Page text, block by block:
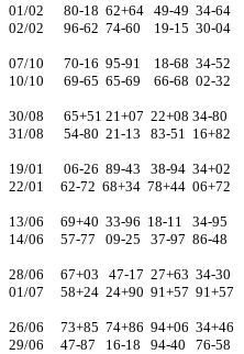
01/02 80-18 62+64 49-49 34-64
02/02 96-62 74-60 19-15 30-04
07/10 70-16 95-91 18-68 34-52
10/10 69-65 65-69 66-68 02-32
30/08 65+51 21+07 22+08 34-80
31/08 54-80 21-13 83-51 16+82
19/01 06-26 89-43 38-94 34+02
22/01 62-72 68+34 78+44 06+72
13/06 69+40 33-96 18-11 34-95
14/06 57-77 09-25 37-97 86-48
28/06 67+03 47-17 27+63 34-30
01/07 58+24 24+90 91+57 91+57
26/06 73+85 74+86 94+06 34+46
29/06 47-87 16-18 94-40 76-58